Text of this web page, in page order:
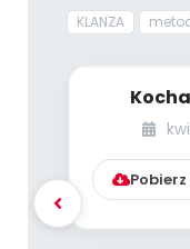
KLANZA